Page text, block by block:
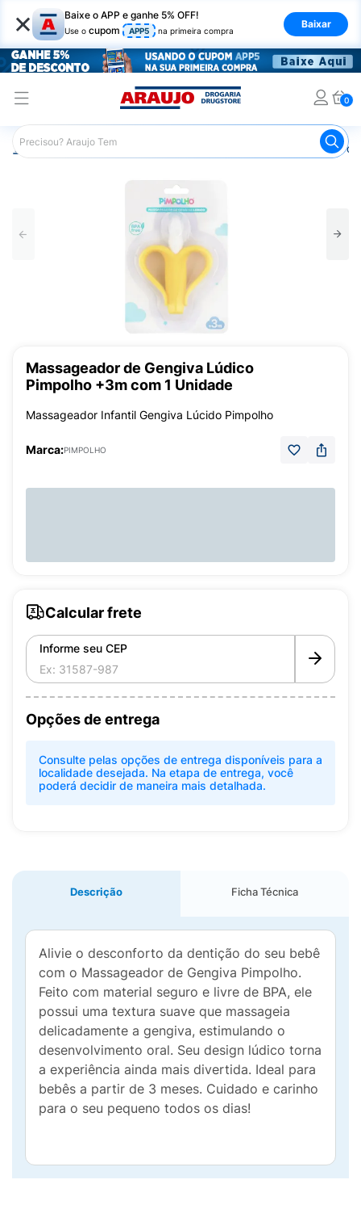
× Baixe o APP e ganhe 5% OFF!
Use o cupom APP5 na primeira compra
Baixar
0
Araujo Infantil Massageador
Massageador de Gengiva Lúdico
Pimpolho +3m com 1 Unidade
Massageador Infantil Gengiva Lúcido Pimpolho
Marca:PIMPOLHO
Calcular frete
Informe seu CEP
Opções de entrega
Consulte pelas opções de entrega disponíveis para a
localidade desejada. Na etapa de entrega, você
poderá decidir de maneira mais detalhada.
Descrição Ficha Técnica
Alivie o desconforto da dentição do seu bebê
com o Massageador de Gengiva Pimpolho.
Feito com material seguro e livre de BPA, ele
possui uma textura suave que massageia
delicadamente a gengiva, estimulando o
desenvolvimento oral. Seu design lúdico torna
a experiência ainda mais divertida. Ideal para
bebês a partir de 3 meses. Cuidado e carinho
para o seu pequeno todos os dias!